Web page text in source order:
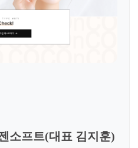
소프트(대표 김지훈)